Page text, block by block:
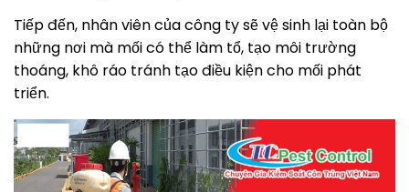
Tiếp đến, nhân viên của công ty sẽ vệ sinh lại toàn bộ
những nơi mà mối có thể làm tổ, tạo môi trường
thoáng, khô ráo tránh tạo điều kiện cho mối phát
triển.